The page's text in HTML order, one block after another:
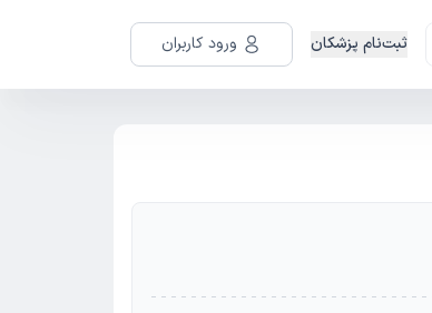
ثبت‌نام پزشکان ورود کاربران